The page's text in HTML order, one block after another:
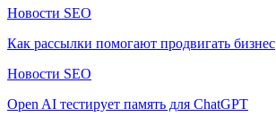
Новости SEO
Как рассылки помогают продвигать бизнес
Новости SEO
Open AI тестирует память для ChatGPT